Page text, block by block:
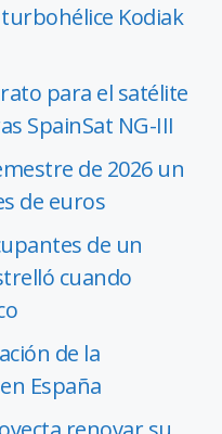
Kodiak
para el satélite
SpainSat NG-III
de 2026 un
de euros
de un
cuando
de la
España